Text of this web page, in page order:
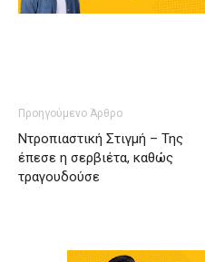
Προηγούμενο Άρθρο
Ντροπιαστική Στιγμή – Της
έπεσε η σερβιέτα, καθώς
τραγουδούσε